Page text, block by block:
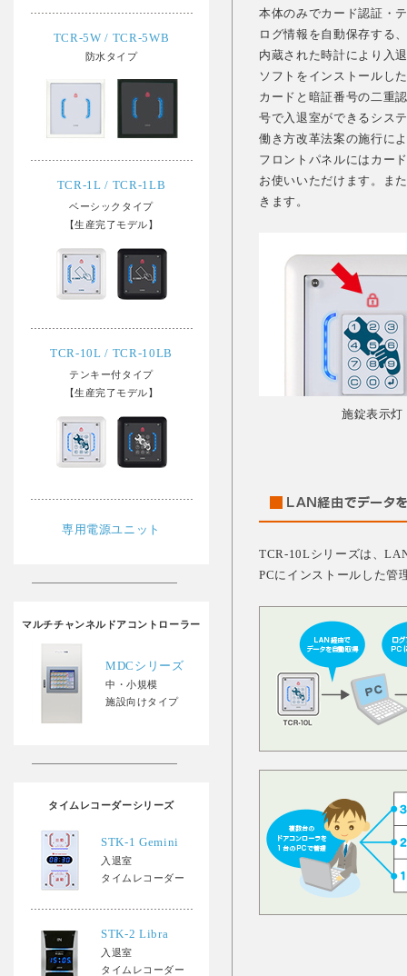
TCR-5W / TCR-5WB
防水タイプ
TCR-1L / TCR-1LB
ベーシックタイプ
【生産完了モデル】
TCR-10L / TCR-10LB
テンキー付タイプ
【生産完了モデル】
専用電源ユニット
マルチチャンネルドアコントローラー
MDCシリーズ
中・小規模
施設向けタイプ
タイムレコーダーシリーズ
STK-1 Gemini
入退室
タイムレコーダー
STK-2 Libra
入退室
タイムレコーダー
本体のみでカード認証・
ログ情報を自動保存する
内蔵された時計により入
ソフトをインストールし
カードと暗証番号の二重
号で入退室ができるシス
働き方改革法案の施行に
フロントパネルにはカー
お使いいただけます。ま
きます。
施錠表示灯
TCR-10Lシリーズは、
PCにインストールした管